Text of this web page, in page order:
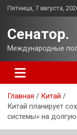
Перейти
Пятница, 7 августа,
Сенатор.
Международные
Главная
Китай
Китай планирует
системы» на